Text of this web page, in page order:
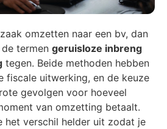
omzetten naar een bv, dan
termen geruisloze inbreng
tegen. Beide methoden hebben
fiscale uitwerking, en de keuze
gevolgen voor hoeveel
van omzetting betaalt.
het verschil helder uit zodat je